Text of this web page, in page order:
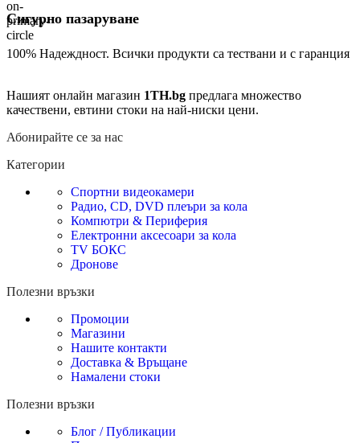
Сигурно пазаруване
100% Надеждност. Всички продукти са тествани и с гаранция
Нашият онлайн магазин 1TH.bg предлага множество
качествени, евтини стоки на най-ниски цени.
Абонирайте се за нас
Категории
Спортни видеокамери
Радио, CD, DVD плеъри за кола
Компютри & Периферия
Електронни аксесоари за кола
TV БОКС
Дронове
Полезни връзки
Промоции
Магазини
Нашите контакти
Доставка & Връщане
Намалени стоки
Полезни връзки
Блог / Публикации